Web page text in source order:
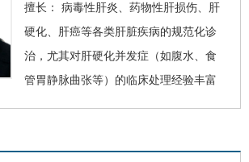
擅长： 病毒性肝炎 药物性肝损伤
肝
硬化
肝癌等各类肝脏疾病的规范化诊
治，尤其对肝硬化并发症（如腹水、食
管胃静脉曲张等）的临床处理经验丰富